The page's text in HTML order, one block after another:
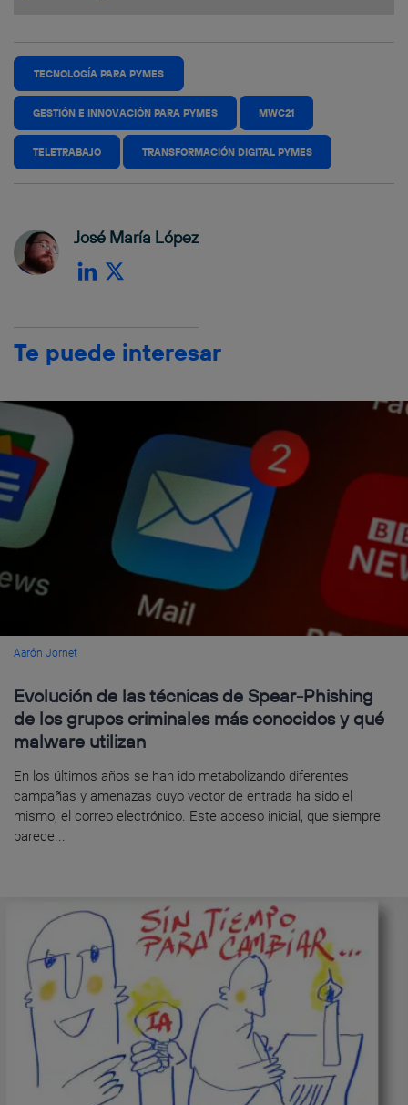
TECNOLOGÍA PARA PYMES
GESTIÓN E INNOVACIÓN PARA PYMES MWC21
TELETRABAJO TRANSFORMACIÓN DIGITAL PYMES
José María López
Te puede interesar
Aarón Jornet
Evolución de las técnicas de Spear-Phishing
de los grupos criminales más conocidos y qué
malware utilizan
En los últimos años se han ido metabolizando diferentes
campañas y amenazas cuyo vector de entrada ha sido el
mismo, el correo electrónico. Este acceso inicial, que siempre
parece...